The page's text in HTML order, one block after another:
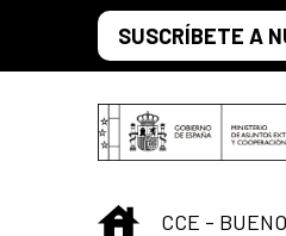
Saltar al contenido principal
SUSCRÍBETE A
INICIO
CCE -